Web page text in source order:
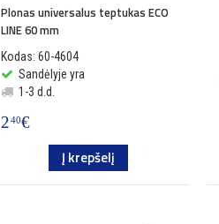
Plonas universalus teptukas ECO
LINE 60 mm
Kodas: 60-4604
Sandėlyje yra
1-3 d.d.
2 40€
Į krepšelį